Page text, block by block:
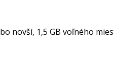
novší, 1,5 GB voľného